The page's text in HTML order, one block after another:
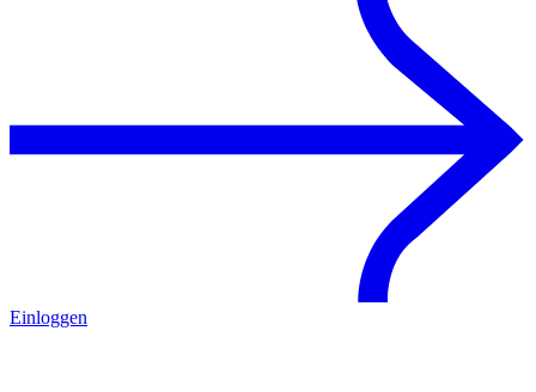
Einloggen